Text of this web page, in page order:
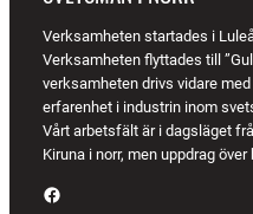
Verksamheten startades i
Verksamheten flyttades till
verksamheten drivs vidare
erfarenhet i industrin inom
Vårt arbetsfält är i dagsläget
Kiruna i norr, men uppdrag
Facebook